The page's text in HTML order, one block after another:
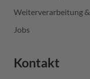
Weiterverarbeitung
Jobs
Kontakt